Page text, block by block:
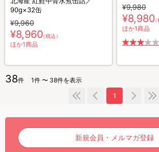
90g×32缶
¥9,960
¥8,960（税込）
ほか1商品
¥9,980
¥8,980（
ほか1商品
38件 1件 〜 38件を表示
1
新規会員・メルマガ登録